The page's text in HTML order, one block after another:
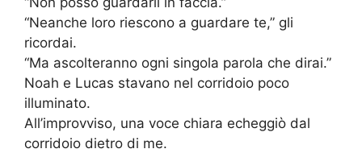
“Neanche loro riescono a guardare te,” gli
ricordai.
“Ma ascolteranno ogni singola parola che dirai.”
Noah e Lucas stavano nel corridoio poco
illuminato.
All’improvviso, una voce chiara echeggiò dal
corridoio dietro di me.